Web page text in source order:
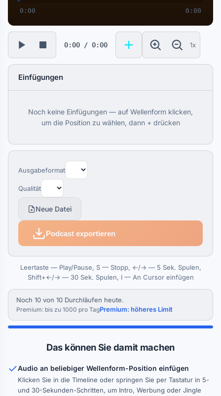
0:00 0:00
0:00 / 0:00 1x
Einfügungen
Noch keine Einfügungen — auf Wellenform klicken,
um die Position zu wählen, dann + drücken
Ausgabeformat
Qualität
Neue Datei
Podcast exportieren
Leertaste — Play/Pause, S — Stopp, ←/→ — 5 Sek. Spulen,
Shift+←/→ — 30 Sek. Spulen, I — An Cursor einfügen
Noch 10 von 10 Durchläufen heute.
Premium: bis zu 1000 pro TagPremium: höheres Limit
Das können Sie damit machen
Audio an beliebiger Wellenform-Position einfügen
Klicken Sie in die Timeline oder springen Sie per Tastatur in 5-
und 30-Sekunden-Schritten, um Intro, Werbung oder Jingle